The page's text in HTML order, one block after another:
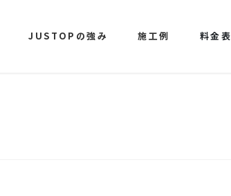
JUSTOPの強み 施工例 料金表